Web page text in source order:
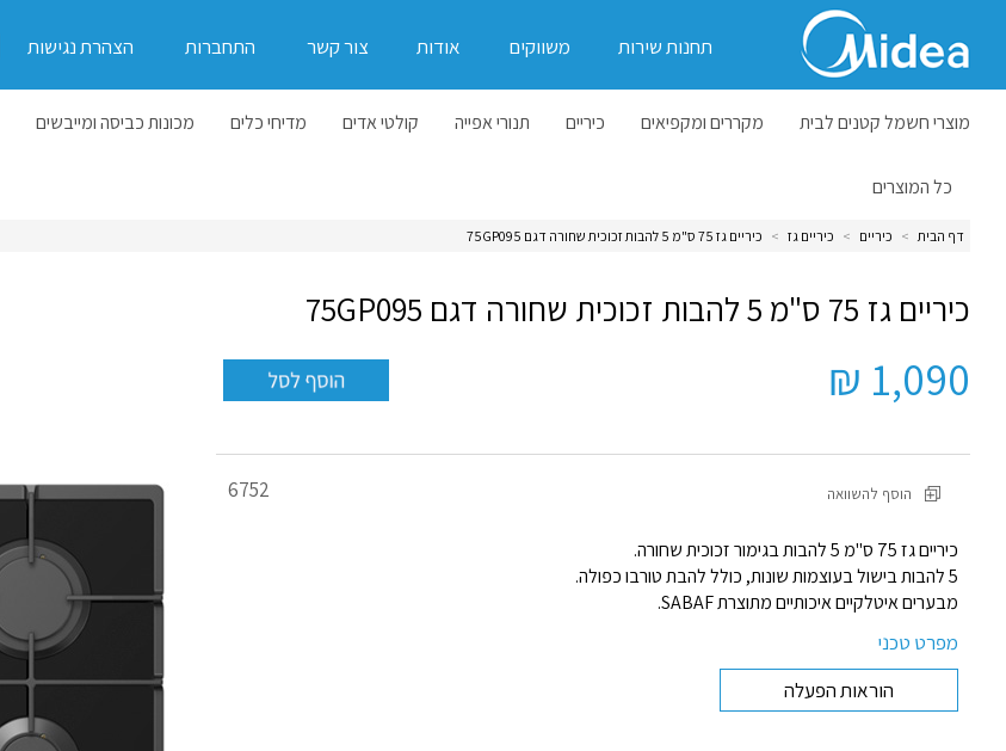
תחנות שירות
משווקים אודות צור קשר התחברות הצהרת נגישות
מוצרי חשמל קטנים לבית מקררים ומקפיאים כיריים תנורי אפייה קולטי אדים מדיחי כלים מכונות כביסה ומייבשים
כל המוצרים
דף הבית > כיריים > כיריים גז > כיריים גז 75 ס"מ 5 להבות זכוכית שחורה דגם 75GP095
כיריים גז 75 ס"מ 5 להבות זכוכית שחורה דגם 75GP095
1,090 ₪
מק"ט
6752 הוסף להשוואה
כיריים גז 75 ס"מ 5 להבות בגימור זכוכית שחורה.
5 להבות בישול בעוצמות שונות, כולל להבת טורבו כפולה.
מבערים איטלקיים איכותיים מתוצרת SABAF.
מפרט טכני
הוראות הפעלה